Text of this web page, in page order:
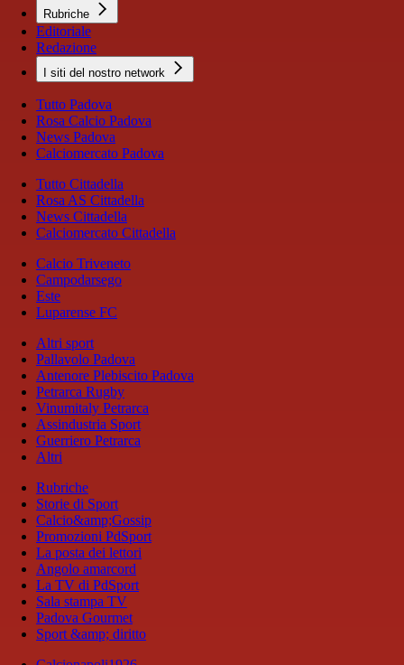
Rubriche
Editoriale
Redazione
I siti del nostro network
Tutto Padova
Rosa Calcio Padova
News Padova
Calciomercato Padova
Tutto Cittadella
Rosa AS Cittadella
News Cittadella
Calciomercato Cittadella
Calcio Triveneto
Campodarsego
Este
Luparense FC
Altri sport
Pallavolo Padova
Antenore Plebiscito Padova
Petrarca Rugby
Vinumitaly Petrarca
Assindustria Sport
Guerriero Petrarca
Altri
Rubriche
Storie di Sport
Calcio&amp;Gossip
Promozioni PdSport
La posta dei lettori
Angolo amarcord
La TV di PdSport
Sala stampa TV
Padova Gourmet
Sport &amp; diritto